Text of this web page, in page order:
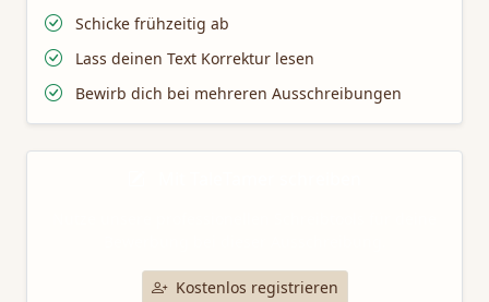
Schicke frühzeitig ab
Lass deinen Text Korrektur lesen
Bewirb dich bei mehreren Ausschreibungen
Kostenlos registrieren